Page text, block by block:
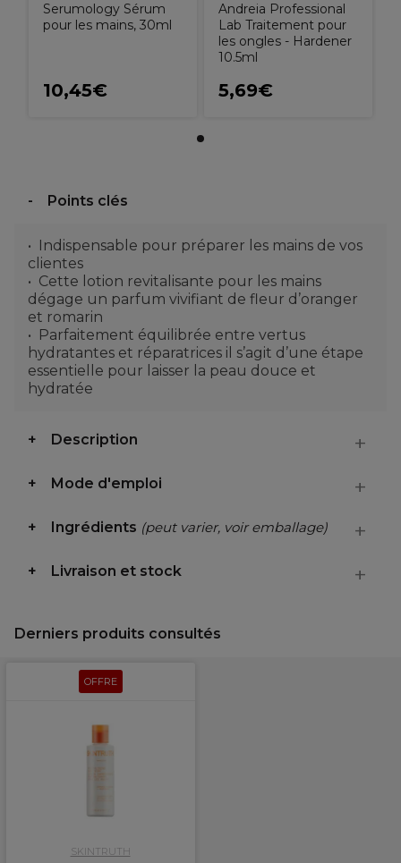
Serumology Sérum
pour les mains, 30ml
10,45€
Andreia Professional
Lab Traitement pour
les ongles - Hardener
10.5ml
5,69€
Points clés
Indispensable pour préparer les mains de vos
clientes
Cette lotion revitalisante pour les mains
dégage un parfum vivifiant de fleur d’oranger
et romarin
Parfaitement équilibrée entre vertus
hydratantes et réparatrices il s’agit d’une étape
essentielle pour laisser la peau douce et
hydratée
Description
Mode d'emploi
Ingrédients (peut varier, voir emballage)
Livraison et stock
Derniers produits consultés
OFFRE
SKINTRUTH